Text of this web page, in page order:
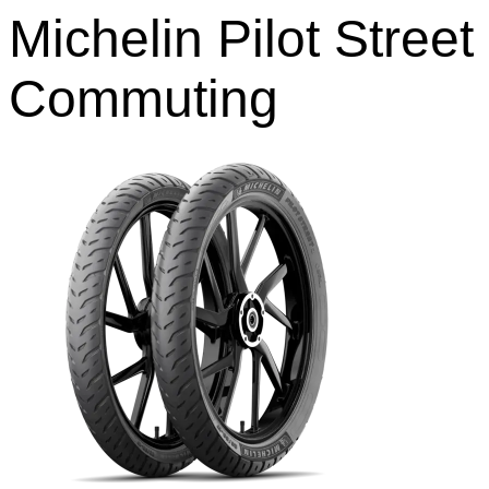
Michelin Pilot Street
Commuting